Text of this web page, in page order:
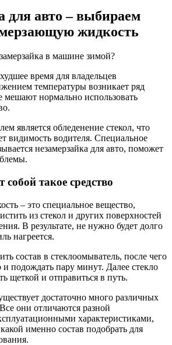
для авто – выбираем
жидкость
время для владельцев
температуры возникает ряд
мешают нормально использовать
является обледенение стекол, что
видимость водителя. Специальное
незамерзайка для авто, поможет
собой такое средство
– это специальное вещество,
из стекол и других поверхностей
В результате, не нужно будет долго
нагреется.
состав в стеклоомыватель, после чего
и подождать пару минут. Далее стекло
щеткой и отправиться в путь.
достаточно много различных
они отличаются разной
характеристиками,
именно состав подобрать для